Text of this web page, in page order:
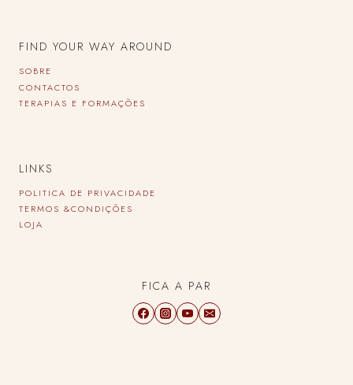
FIND YOUR WAY AROUND
SOBRE
CONTACTOS
TERAPIAS E FORMAÇÕES
LINKS
POLITICA DE PRIVACIDADE
TERMOS &CONDIÇÕES
LOJA
FICA A PAR